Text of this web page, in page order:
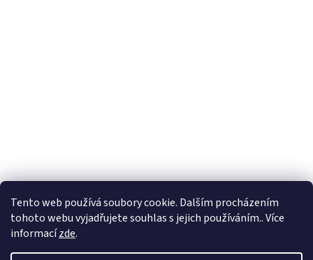
Tento web používá soubory cookie. Dalším procházením
tohoto webu vyjadřujete souhlas s jejich používáním.. Více
informacízde.